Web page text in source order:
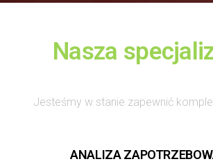
Nasza
Jesteśmy w stanie zapewnić
ANALIZA